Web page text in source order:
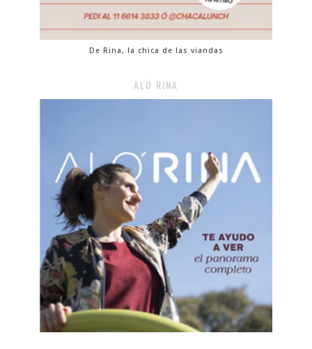
De Rina, la chica de las viandas
ALÓ RINA